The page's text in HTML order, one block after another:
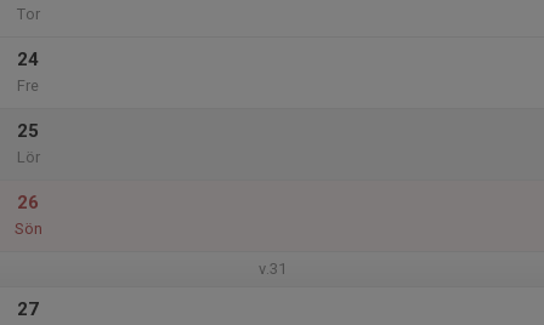
Tor
24
Fre
25
Lör
26
Sön
v.31
27